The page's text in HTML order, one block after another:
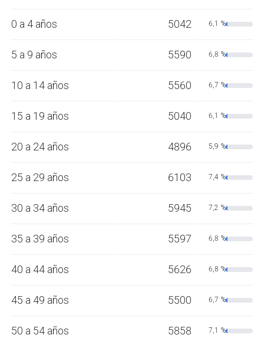
0 a 4 años 5042 6,1 %
5 a 9 años 5590 6,8 %
10 a 14 años 5560 6,7 %
15 a 19 años 5040 6,1 %
20 a 24 años 4896 5,9 %
25 a 29 años 6103 7,4 %
30 a 34 años 5945 7,2 %
35 a 39 años 5597 6,8 %
40 a 44 años 5626 6,8 %
45 a 49 años 5500 6,7 %
50 a 54 años 5858 7,1 %